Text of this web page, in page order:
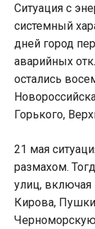
Ситуация с
системный
дней город
аварийных
остались
Горького,
21 мая
размахом.
улиц, включая
Кирова,